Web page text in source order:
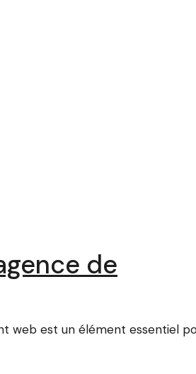
de
web est un élément essentiel